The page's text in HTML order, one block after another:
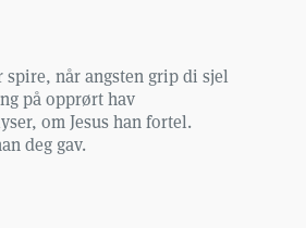
når angsten grip di sjel
på opprørt hav
om Jesus han fortel.
deg gav.